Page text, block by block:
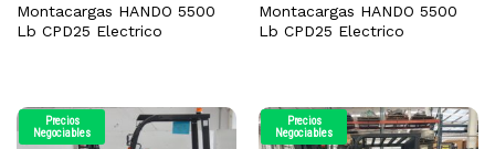
Montacargas HANDO 5500
Lb CPD25 Electrico
Montacargas HANDO 5500
Lb CPD25 Electrico
Precios
Negociables
Precios
Negociables